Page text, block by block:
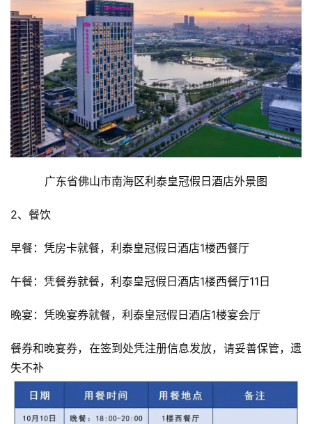
广东省佛山市南海区利泰皇冠假日酒店外景图
2、餐饮
早餐：凭房卡就餐，利泰皇冠假日酒店1楼西餐厅
午餐：凭餐券就餐，利泰皇冠假日酒店1楼西餐厅11日
晚宴：凭晚宴券就餐，利泰皇冠假日酒店1楼宴会厅
餐券和晚宴券，在签到处凭注册信息发放，请妥善保管，遗
失不补